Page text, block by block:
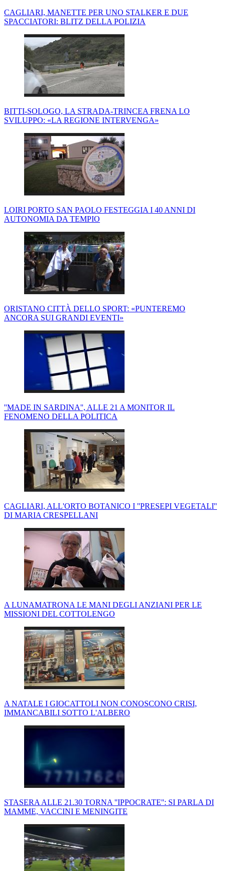
CAGLIARI, MANETTE PER UNO STALKER E DUE
SPACCIATORI: BLITZ DELLA POLIZIA
BITTI-SOLOGO, LA STRADA-TRINCEA FRENA LO
SVILUPPO: «LA REGIONE INTERVENGA»
LOIRI PORTO SAN PAOLO FESTEGGIA I 40 ANNI DI
AUTONOMIA DA TEMPIO
ORISTANO CITTÀ DELLO SPORT: «PUNTEREMO
ANCORA SUI GRANDI EVENTI»
''MADE IN SARDINA'', ALLE 21 A MONITOR IL
FENOMENO DELLA POLITICA
CAGLIARI, ALL'ORTO BOTANICO I ''PRESEPI VEGETALI''
DI MARIA CRESPELLANI
A LUNAMATRONA LE MANI DEGLI ANZIANI PER LE
MISSIONI DEL COTTOLENGO
A NATALE I GIOCATTOLI NON CONOSCONO CRISI,
IMMANCABILI SOTTO L'ALBERO
STASERA ALLE 21.30 TORNA ''IPPOCRATE'': SI PARLA DI
MAMME, VACCINI E MENINGITE